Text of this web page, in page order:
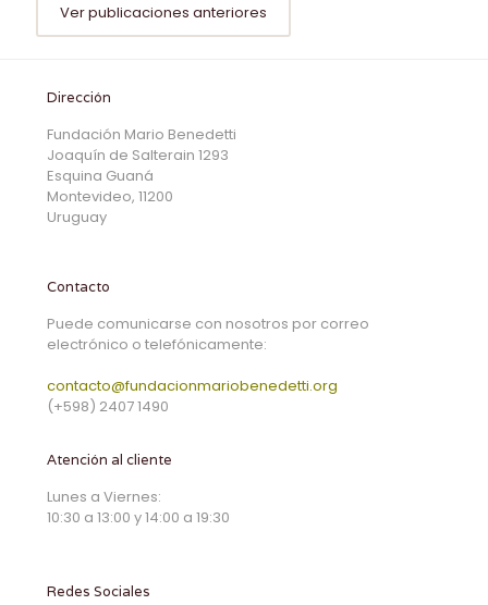
Ver publicaciones anteriores
Dirección
Fundación Mario Benedetti
Joaquín de Salterain 1293
Esquina Guaná
Montevideo, 11200
Uruguay
Contacto
Puede comunicarse con nosotros por correo
electrónico o telefónicamente:
contacto@fundacionmariobenedetti.org
(+598) 2407 1490
Atención al cliente
Lunes a Viernes:
10:30 a 13:00 y 14:00 a 19:30
Redes Sociales